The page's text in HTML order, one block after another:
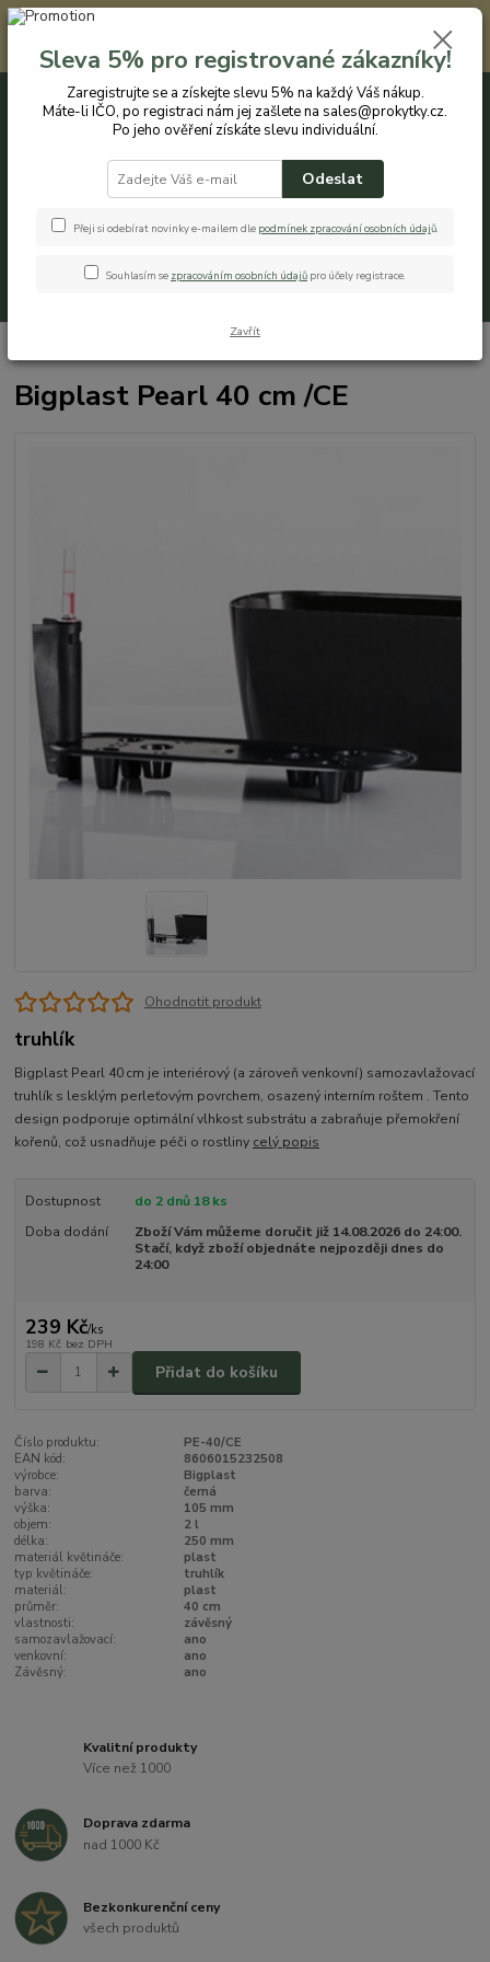
Registrovaným zákazníkům nabízíme slevu 5% na každý nákup. Máte-li
IČO, po registraci nám jej zašlete na sales@prokytky.cz. Po jeho ověření
získáte slevu individuální. Přejít na registraci →
CZK
+420 774 544 973 0ks
Bigplast Pearl 40 cm /CE
Ohodnotit produkt
truhlík
Bigplast Pearl 40 cm je interiérový (a zároveň venkovní) samozavlažovací
truhlík s lesklým perleťovým povrchem, osazený interním roštem . Tento
design podporuje optimální vlhkost substrátu a zabraňuje přemokření
kořenů, což usnadňuje péči o rostliny celý popis
Dostupnost
do 2 dnů 18 ks
Doba dodání
Zboží Vám můžeme doručit již 14.08.2026 do 24:00.
Stačí, když zboží objednáte nejpozději dnes do
24:00
239 Kč/ks
198 Kč bez DPH
Přidat do košíku
Číslo produktu:
PE-40/CE
EAN kód:
8606015232508
výrobce:
Bigplast
barva:
černá
výška:
105 mm
objem:
2 l
délka:
250 mm
materiál květináče:
plast
typ květináče:
truhlík
materiál:
plast
průměr:
40 cm
vlastnosti:
závěsný
samozavlažovací:
ano
venkovní:
ano
Závěsný:
ano
Kvalitní produkty
Více než 1000
Doprava zdarma
nad 1000 Kč
Bezkonkurenční ceny
všech produktů
Sleva 5% pro registrované zákazníky!
Zaregistrujte se a získejte slevu 5% na každý Váš nákup.
Máte-li IČO, po registraci nám jej zašlete na sales@prokytky.cz.
Po jeho ověření získáte slevu individuální.
Odeslat
Přeji si odebírat novinky e-mailem dle podmínek zpracování osobních údajů.
Souhlasím se zpracováním osobních údajů pro účely registrace.
Zavřít